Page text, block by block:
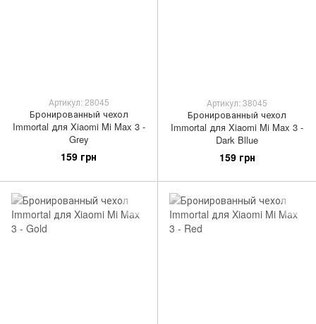
Артикул: 28045
Бронированный чехол
Immortal для Xiaomi Mi Max 3 -
Grey
159 грн
Артикул: 38045
Бронированный чехол
Immortal для Xiaomi Mi Max 3 -
Dark Bllue
159 грн